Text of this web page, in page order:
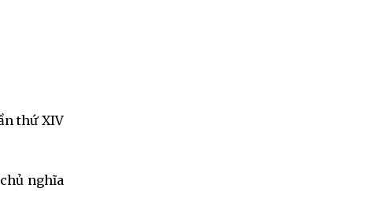
thứ XIV
nghĩa